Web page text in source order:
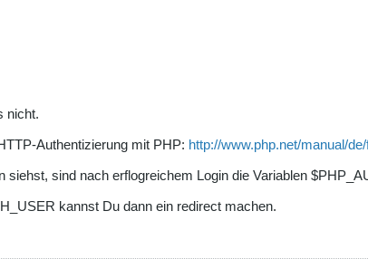
nicht.
Authentizierung mit PHP: http://www.php.net/manual/
siehst, sind nach erflogreichem Login die Variablen
kannst Du dann ein redirect machen.